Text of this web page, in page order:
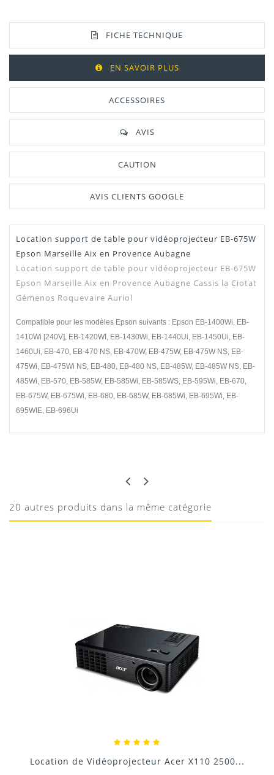
FICHE TECHNIQUE
EN SAVOIR PLUS
ACCESSOIRES
AVIS
CAUTION
AVIS CLIENTS GOOGLE
Manuel /
Notice
Télécharger Dans L'onglet
"Téléchargement"
Location support de table pour vidéoprojecteur EB-675W
Epson Marseille Aix en Provence Aubagne
Location support de table pour vidéoprojecteur EB-675W
Epson Marseille Aix en Provence Aubagne Cassis la Ciotat
Gémenos Roquevaire Auriol
Compatible pour les modèles Epson suivants : Epson EB-1400Wi, EB-
1410Wi [240V], EB-1420WI, EB-1430Wi, EB-1440Ui, EB-1450Ui, EB-
1460Ui, EB-470, EB-470 NS, EB-470W, EB-475W, EB-475W NS, EB-
475Wi, EB-475Wi NS, EB-480, EB-480 NS, EB-485W, EB-485W NS, EB-
485Wi, EB-570, EB-585W, EB-585Wi, EB-585WS, EB-595Wi, EB-670,
EB-675W, EB-675Wi, EB-680, EB-685W, EB-685Wi, EB-695Wi, EB-
695WIE, EB-696Ui
13/01/2021
20 autres produits dans la même catégorie